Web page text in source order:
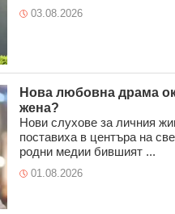
03.08.2026
Нова любовна драма
жена?
Нови слухове за личния
поставиха в центъра на
родни медии бившият ...
01.08.2026